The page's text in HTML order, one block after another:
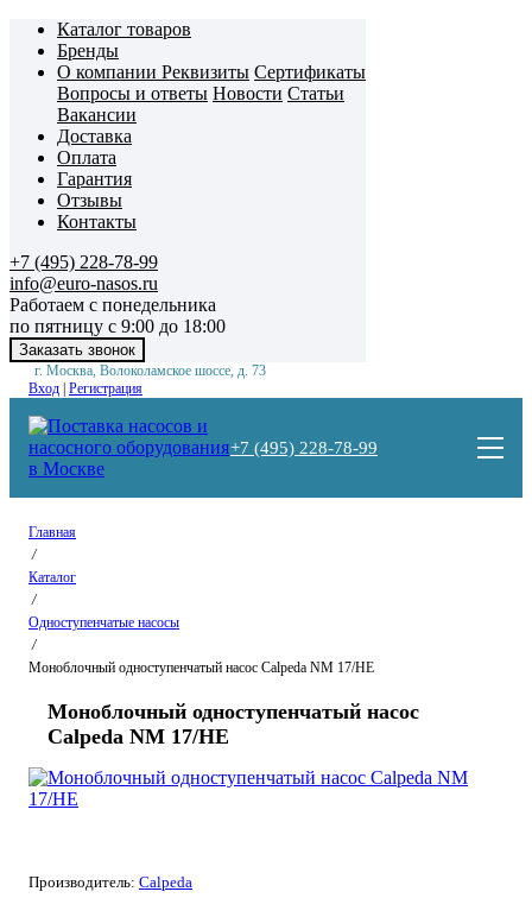
Каталог товаров
Бренды
О компании Реквизиты Сертификаты
Вопросы и ответы Новости Статьи
Вакансии
Доставка
Оплата
Гарантия
Отзывы
Контакты
+7 (495) 228-78-99
info@euro-nasos.ru
Работаем с понедельника
по пятницу с 9:00 до 18:00
г. Москва, Волоколамское шоссе, д. 73
Вход Регистрация
+7 (495) 228-78-99
Главная
/
Каталог
/
Одноступенчатые насосы
/
Моноблочный одноступенчатый насос Calpeda NM 17/HE
Моноблочный одноступенчатый насос
Calpeda NM 17/HE
Производитель: Calpeda